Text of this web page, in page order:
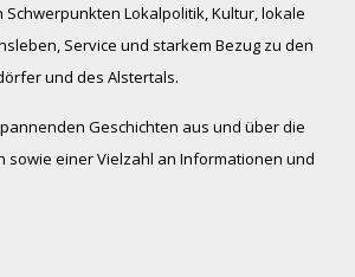
Lokalpolitik, Kultur, lokale
Service und starkem Bezug zu den
und des Alstertals.
Geschichten aus und über die
sowie einer Vielzahl an Informationen und